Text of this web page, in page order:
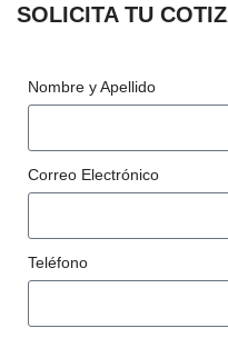
SOLICITA TU
Nombre y Apellido
Correo Electrónico
Teléfono